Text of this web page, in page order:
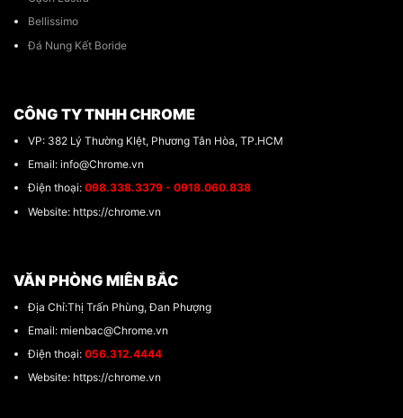
Bellissimo
Đá Nung Kết Boride
CÔNG TY TNHH CHROME
VP: 382 Lý Thường KIệt, Phương Tân Hòa, TP.HCM
Email: info@Chrome.vn
Điện thoại: 098.338.3379 - 0918.060.838
Website: https://chrome.vn
VĂN PHÒNG MIÊN BẮC
Địa Chỉ:Thị Trấn Phùng, Đan Phượng
Email: mienbac@Chrome.vn
Điện thoại: 056.312.4444
Website: https://chrome.vn